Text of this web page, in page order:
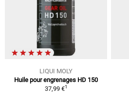
LIQUI MOLY
Huile pour engrenages HD 150
37,99 €1